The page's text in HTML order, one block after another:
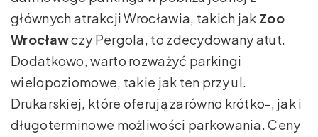
głównych atrakcji Wrocławia, takich jak Zoo
Wrocławczy Pergola, to zdecydowany atut.
Dodatkowo, warto rozważyć parkingi
wielopoziomowe, takie jak ten przy ul.
Drukarskiej, które oferują zarówno krótko-, jak i
długoterminowe możliwości parkowania. Ceny